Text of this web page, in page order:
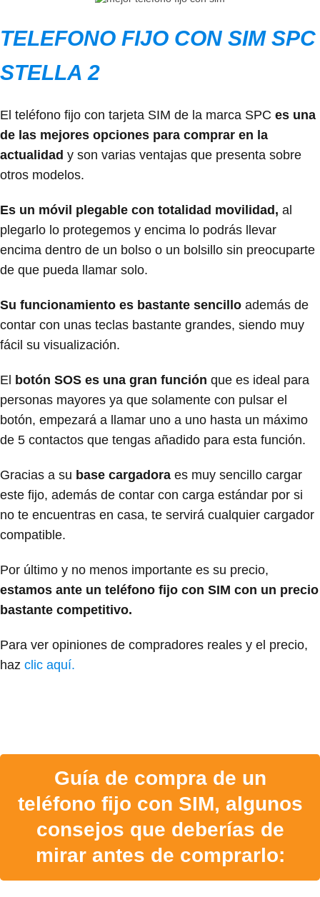
TELEFONO FIJO CON SIM SPC
STELLA 2
El teléfono fijo con tarjeta SIM de la marca SPC es una
de las mejores opciones para comprar en la
actualidad y son varias ventajas que presenta sobre
otros modelos.
Es un móvil plegable con totalidad movilidad, al
plegarlo lo protegemos y encima lo podrás llevar
encima dentro de un bolso o un bolsillo sin preocuparte
de que pueda llamar solo.
Su funcionamiento es bastante sencillo además de
contar con unas teclas bastante grandes, siendo muy
fácil su visualización.
El botón SOS es una gran función que es ideal para
personas mayores ya que solamente con pulsar el
botón, empezará a llamar uno a uno hasta un máximo
de 5 contactos que tengas añadido para esta función.
Gracias a su base cargadora es muy sencillo cargar
este fijo, además de contar con carga estándar por si
no te encuentras en casa, te servirá cualquier cargador
compatible.
Por último y no menos importante es su precio,
estamos ante un teléfono fijo con SIM con un precio
bastante competitivo.
Para ver opiniones de compradores reales y el precio,
haz clic aquí.
Guía de compra de un
teléfono fijo con SIM, algunos
consejos que deberías de
mirar antes de comprarlo: